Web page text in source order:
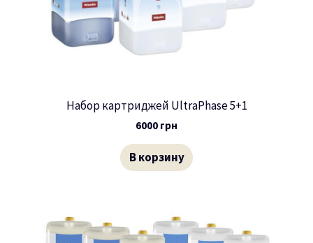
Набор картриджей UltraPhase 5+1
6000 грн
В корзину